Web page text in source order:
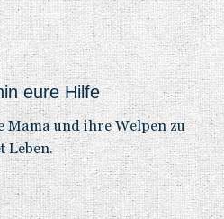
eure Hilfe
Mama und ihre Welpen zu
Leben.